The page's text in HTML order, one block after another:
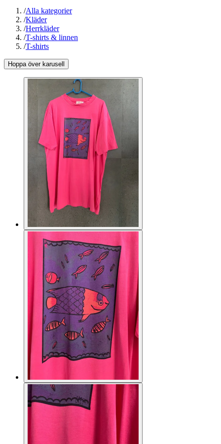
/Alla kategorier
/Kläder
/Herrkläder
/T-shirts & linnen
/T-shirts
Hoppa över karusell